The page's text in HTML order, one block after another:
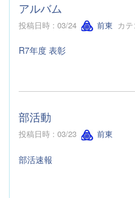
アルバム
投稿日時 : 03/24 前東 カ
R7年度 表彰
部活動
投稿日時 : 03/23 前東
部活速報